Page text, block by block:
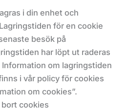
i din enhet och
för en cookie
besök på
har löpt ut raderas
om lagringstiden
i vår policy för cookies
om cookies”.
cookies